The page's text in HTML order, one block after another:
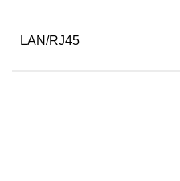
LAN/RJ45